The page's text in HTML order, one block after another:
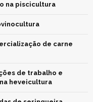
na piscicultura
de carne
de trabalho e
heveicultura